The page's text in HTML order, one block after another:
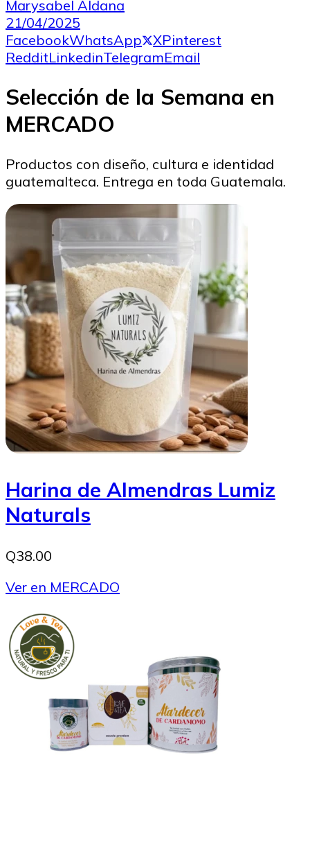
Marysabel Aldana
21/04/2025
FacebookWhatsApp XPinterest
RedditLinkedinTelegramEmail
Selección de la Semana en
MERCADO
Productos con diseño, cultura e identidad
guatemalteca. Entrega en toda Guatemala.
Harina de Almendras Lumiz
Naturals
Q38.00
Ver en MERCADO